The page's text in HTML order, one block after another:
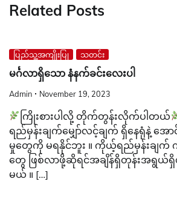
Related Posts
ပြည်သူ့အကျိုးပြု သတင်း
မင်္ဂလာရှိသော နံနက်ခင်းလေးပါ
Admin November 19, 2023
ကြိုးစားပါလို့ တိုက်တွန်းလိုက်ပါတယ်
ရည်မှန်းချက်မျှော်လင့်ချက် ရှိနေရုံနဲ့ အ
မှုတွေကို မရနိုင်ဘူး ။ ကိုယ့်ရည်မှန်းချက်
တွေ ဖြစ်လာဖို့ဆိုရင်အချိန်ရှိတုန်းအရွယ်ရှိတု
မယ် ။ […]